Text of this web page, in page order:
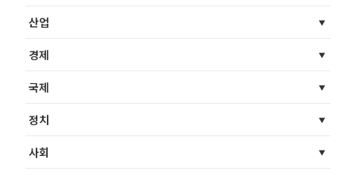
산업
경제
국제
정치
사회